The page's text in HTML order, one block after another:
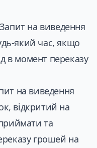
на виведення
який час, якщо
в момент переказу
на виведення
відкритий на
та
грошей на